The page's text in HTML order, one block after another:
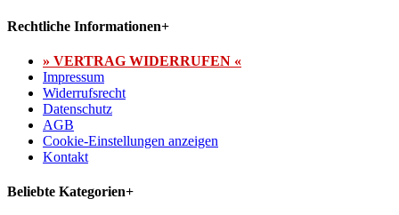
Rechtliche Informationen+
» VERTRAG WIDERRUFEN «
Impressum
Widerrufsrecht
Datenschutz
AGB
Cookie-Einstellungen anzeigen
Kontakt
Beliebte Kategorien+